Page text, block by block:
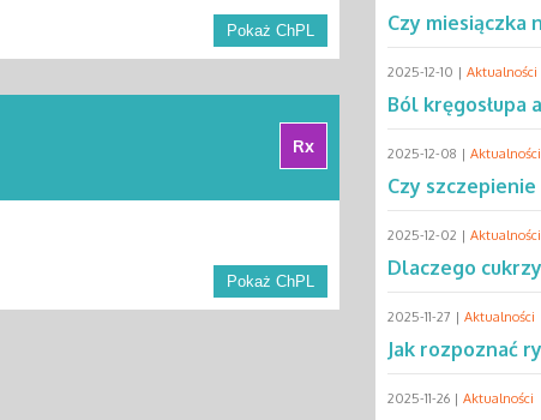
Pokaż ChPL
Rx
Pokaż ChPL
2025-12-10 | Aktualności
2025-12-08 | Aktualności
2025-12-02 | Aktualności
2025-11-27 | Aktualności
2025-11-26 | Aktualności